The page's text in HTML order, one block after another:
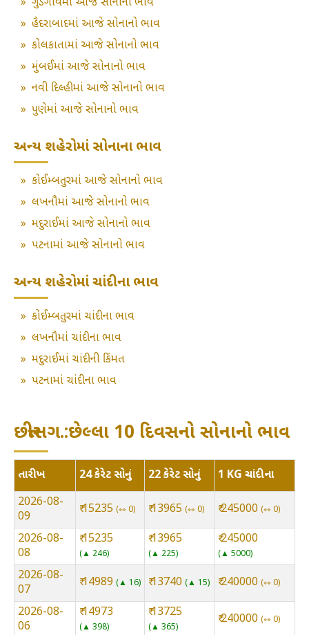
» ગુડગાંવમાં આજે સોનાનો ભાવ
» હૈદરાબાદમાં આજે સોનાનો ભાવ
» કોલકાતામાં આજે સોનાનો ભાવ
» મુંબઈમાં આજે સોનાનો ભાવ
» નવી દિલ્હીમાં આજે સોનાનો ભાવ
» પુણેમાં આજે સોનાનો ભાવ
અન્ય શહેરોમાં સોનાના ભાવ
» કોઈમ્બતુરમાં આજે સોનાનો ભાવ
» લખનૌમાં આજે સોનાનો ભાવ
» મદુરાઈમાં આજે સોનાનો ભાવ
» પટનામાં આજે સોનાનો ભાવ
અન્ય શહેરોમાં ચાંદીના ભાવ
» કોઈમ્બતુરમાં ચાંદીના ભાવ
» લખનૌમાં ચાંદીના ભાવ
» મદુરાઈમાં ચાંદીની કિંમત
» પટનામાં ચાંદીના ભાવ
છત્તીસગ.:છેલ્લા 10 દિવસનો સોનાનો ભાવ
તારીખ 24 કેરેટ સોનું 22 કેરેટ સોનું
1 KG ચાંદીના
2026-08-
09
₹ 15235 ⇿ 0 ₹ 13965 ⇿ 0 ₹ 245000 ⇿ 0
2026-08-
08
₹ 15235
▲ 246
₹ 13965
▲ 225
₹ 245000
▲ 5000
2026-08-
07
₹ 14989 ▲ 16 ₹ 13740 ▲ 15 ₹ 240000 ⇿ 0
2026-08-
06
₹ 14973
▲ 398
₹ 13725
▲ 365
₹ 240000 ⇿ 0